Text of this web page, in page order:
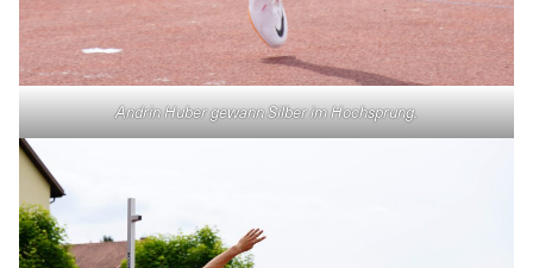
Andrin Huber gewann Silber im Hochsprung.